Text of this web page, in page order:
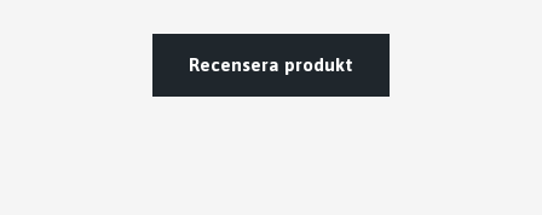
Recensera produkt